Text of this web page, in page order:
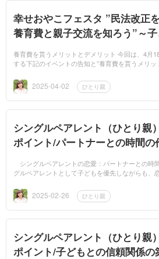
幸せおやこフェスタ ”民法改正
養育費と親子交流を知ろう”～
養育費を貰うメリットとデメリット 今回は、4月
する下記のイベントの告知と”養育費を貰うメリッ
て養育費...2025-04-02 ひとり親
シングルペアレント（ひとり親
ポイント/パートナーとの時間の
シングルペアレントの恋愛：パートナーとの
グルペアレントとして子どもを優先しながらも、
ら、パートナーと...
2025-02-26 ひとり親
シングルペアレント（ひとり親
ポイント/子どもとの信頼関係の